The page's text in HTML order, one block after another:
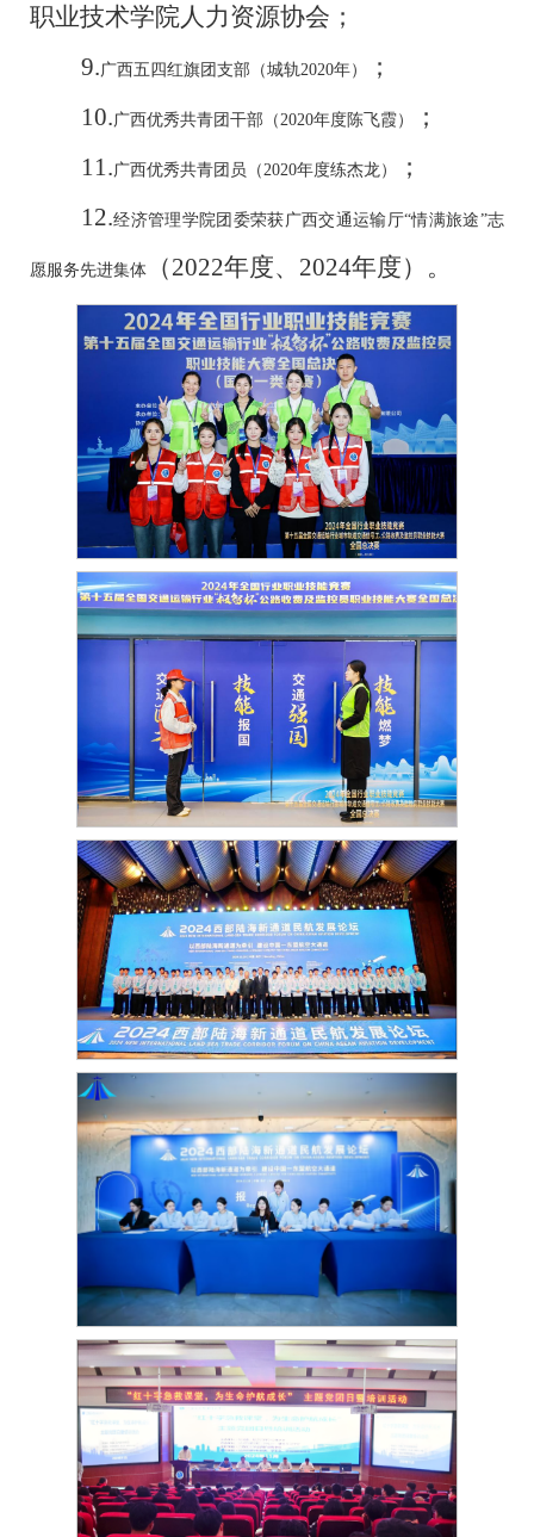
职业技术学院人力资源协会 ；
9. 广西五四红旗团支部（城轨 2020年）
；
10. 广西优秀共青团干部（ 2020年度陈飞霞）
；
11. 广西优秀共青团员（ 2020年度练杰龙）
；
12.经济管理学院团委荣获广西交通运输厅“情满旅途”志
愿服务先进集体（2022年度、2024年度）。